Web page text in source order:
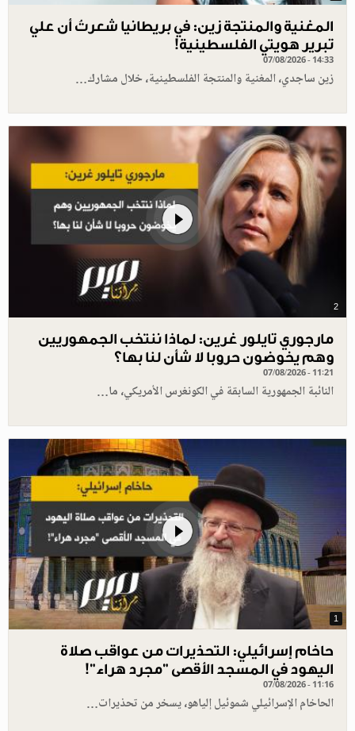
المغنية والمنتجة زين: في بريطانيا شعرتُ أن علي
تبرير هويتي الفلسطينية!
07/08/2026 - 14:33
زين ساجدي، المغنية والمنتجة الفلسطينية، خلال مشارك…
2
مارجوري تايلور غرين: لماذا ننتخب الجمهوريين
وهم يخوضون حروبا لا شأن لنا بها؟
07/08/2026 - 11:21
النائبة الجمهورية السابقة في الكونغرس الأمريكي، ما…
1
حاخام إسرائيلي: التحذيرات من عواقب صلاة
اليهود في المسجد الأقصى "مجرد هراء"!
07/08/2026 - 11:16
الحاخام الإسرائيلي شموئيل إلياهو، يسخر من تحذيرات…